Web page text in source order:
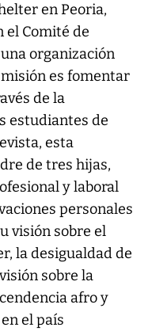
en Peoria,
el Comité de
organización
es fomentar
de la
estudiantes de
esta
de tres hijas,
y laboral
personales
visión sobre el
la desigualdad de
sobre la
afro y
el país